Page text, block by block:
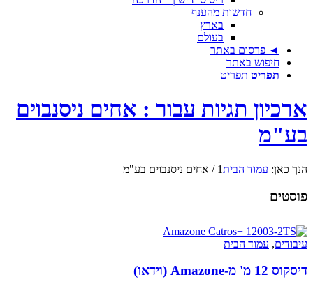
חדשות מהענף
בארץ
בעולם
◄ פרסום באתר
חיפוש באתר
תפריט תפריט
ארכיון תגיות עבור : אחים ניסנבוים
בע"מ
הנך כאן: עמוד הבית1
/ אחים ניסנבוים בע"מ
פוסטים
עיבודים, עמוד הבית
דיסקוס 12 מ' מ-Amazone (וידאו)